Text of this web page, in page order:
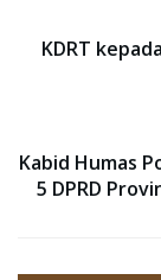
KDRT
Kabid Humas
5 DPRD